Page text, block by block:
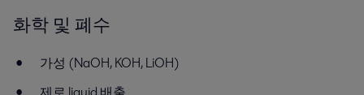
화학 및 폐수
가성 (NaOH, KOH, LiOH)